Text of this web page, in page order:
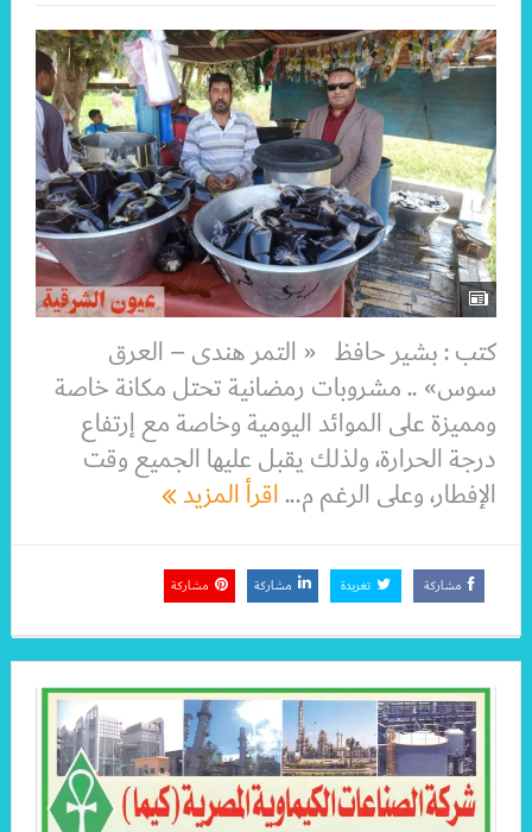
كتب : بشير حافظ « التمر هندى – العرق
سوس» .. مشروبات رمضانية تحتل مكانة خاصة
ومميزة على الموائد اليومية وخاصة مع إرتفاع
درجة الحرارة، ولذلك يقبل عليها الجميع وقت
الإفطار، وعلى الرغم م...اقرأ المزيد
مشاركة تغريدة مشاركة مشاركة